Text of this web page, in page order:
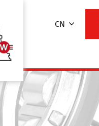
CN